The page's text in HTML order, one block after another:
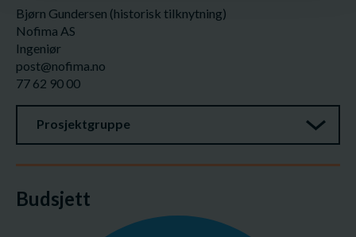
Bjørn Gundersen (historisk tilknytning)
Nofima AS
Ingeniør
post@nofima.no
77 62 90 00
Prosjektgruppe
Budsjett